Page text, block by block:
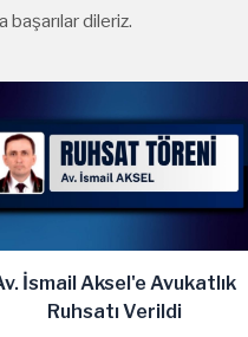
başarılar dileriz.
Fatih Mehmet Topcu'ya
Avukatlık Ruhsatı Verildi